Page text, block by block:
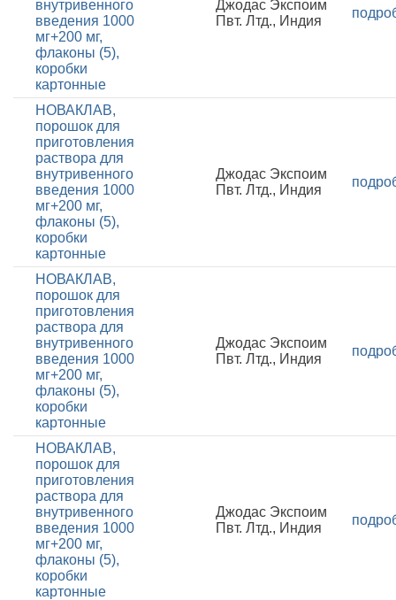
внутривенного
введения 1000
мг+200 мг,
флаконы (5),
коробки
картонные
Джодас Экспоим
Пвт. Лтд., Индия
НОВАКЛАВ,
порошок для
приготовления
раствора для
внутривенного
введения 1000
мг+200 мг,
флаконы (5),
коробки
картонные
Джодас Экспоим
Пвт. Лтд., Индия
НОВАКЛАВ,
порошок для
приготовления
раствора для
внутривенного
введения 1000
мг+200 мг,
флаконы (5),
коробки
картонные
Джодас Экспоим
Пвт. Лтд., Индия
НОВАКЛАВ,
порошок для
приготовления
раствора для
внутривенного
введения 1000
мг+200 мг,
флаконы (5),
коробки
картонные
Джодас Экспоим
Пвт. Лтд., Индия